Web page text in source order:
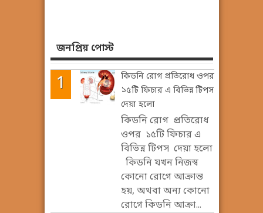
জনপ্রিয় পোস্ট
কিডনি রোগ প্রতিরোধ ওপর
১৫টি ফিচার এ বিভিন্ন টিপস
দেয়া হলো
কিডনি রোগ প্রতিরোধ
ওপর ১৫টি ফিচার এ
বিভিন্ন টিপস দেয়া হলো
কিডনি যখন নিজস্ব
কোনো রোগে আক্রান্ত
হয়, অথবা অন্য কোনো
রোগে কিডনি আক্রা...